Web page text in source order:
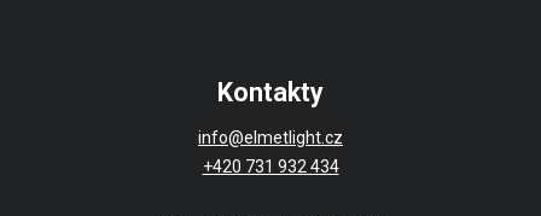
Kontakty
info@elmetlight.cz
+420 731 932 434